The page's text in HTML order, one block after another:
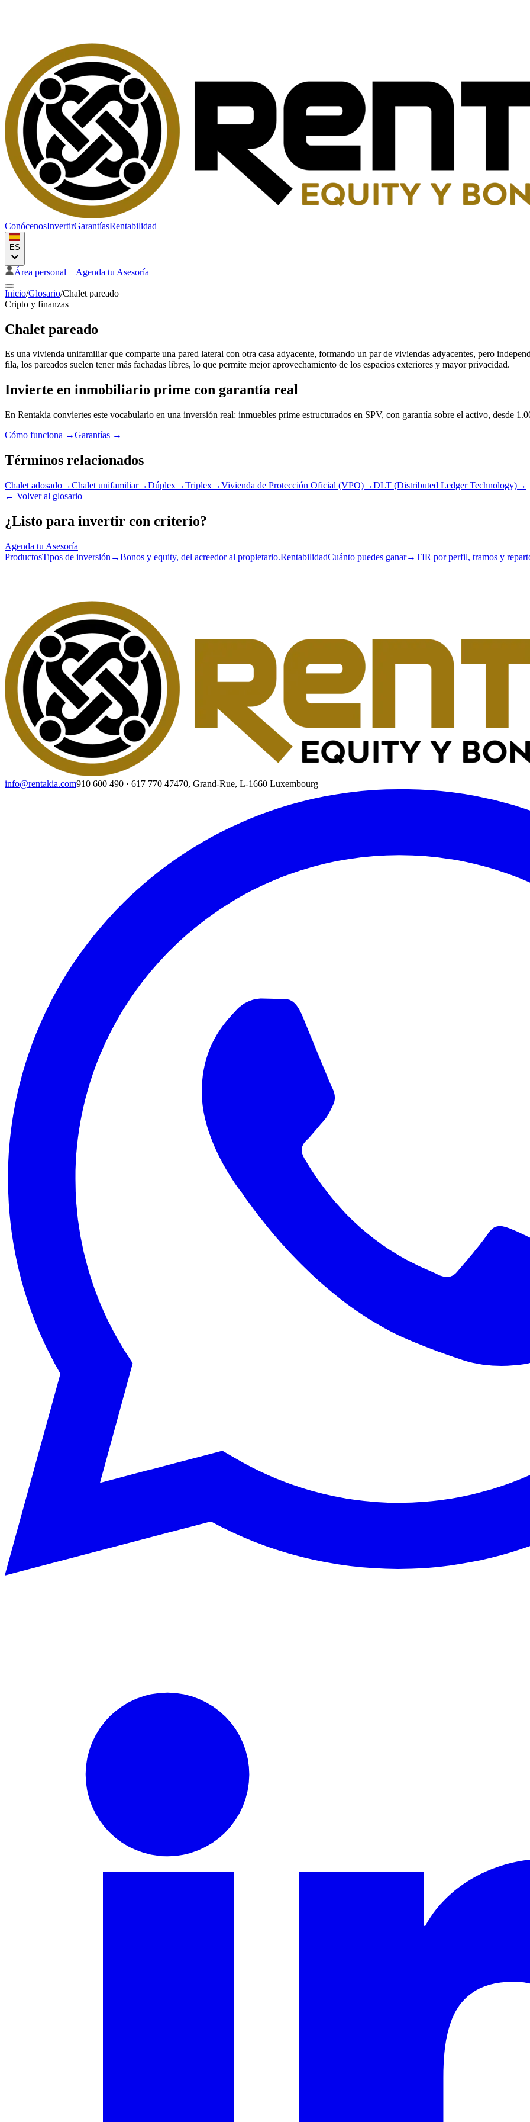
ConócenosInvertirGarantíasRentabilidad
ES
Área personal Agenda tu Asesoría
Inicio/Glosario/Chalet pareado
Cripto y finanzas
Chalet pareado
Es una vivienda unifamiliar que comparte una pared lateral con otra casa adyacente, formando un par de viviendas adyacentes, pero
fila, los pareados suelen tener más fachadas libres, lo que permite mejor aprovechamiento de los espacios exteriores y mayor privacidad.
Invierte en inmobiliario prime con garantía real
En Rentakia conviertes este vocabulario en una inversión real: inmuebles prime estructurados en SPV, con garantía sobre el activo, desde
Cómo funciona →Garantías →
Términos relacionados
Chalet adosado→Chalet unifamiliar→Dúplex→Triplex→Vivienda de Protección Oficial (VPO)→DLT (Distributed Ledger Technology)→
← Volver al glosario
¿Listo para invertir con criterio?
Agenda tu Asesoría
ProductosTipos de inversión →Bonos y equity, del acreedor al propietario.RentabilidadCuánto puedes ganar→TIR por perfil, tramos y
info@rentakia.com910 600 490 · 617 770 47470, Grand-Rue, L-1660 Luxembourg